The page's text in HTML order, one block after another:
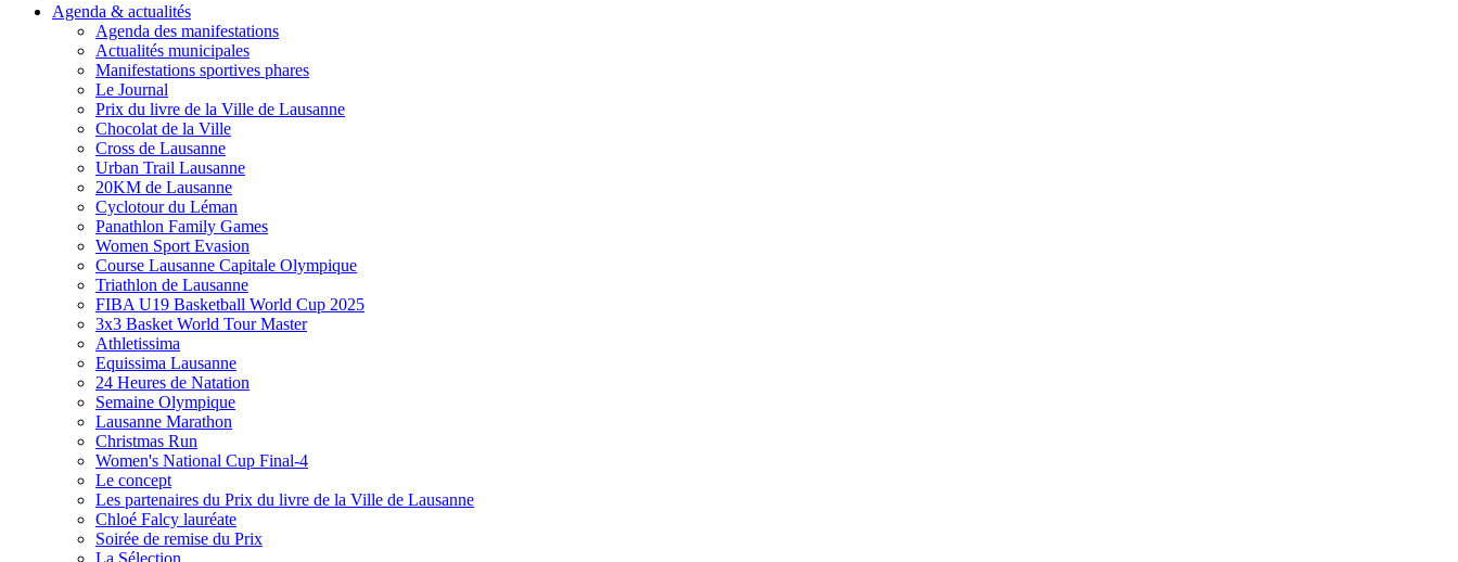
Agenda & actualités
Agenda des manifestations
Actualités municipales
Manifestations sportives phares
Le Journal
Prix du livre de la Ville de Lausanne
Chocolat de la Ville
Cross de Lausanne
Urban Trail Lausanne
20KM de Lausanne
Cyclotour du Léman
Panathlon Family Games
Women Sport Evasion
Course Lausanne Capitale Olympique
Triathlon de Lausanne
FIBA U19 Basketball World Cup 2025
3x3 Basket World Tour Master
Athletissima
Equissima Lausanne
24 Heures de Natation
Semaine Olympique
Lausanne Marathon
Christmas Run
Women's National Cup Final-4
Le concept
Les partenaires du Prix du livre de la Ville de Lausanne
Chloé Falcy lauréate
Soirée de remise du Prix
La Sélection